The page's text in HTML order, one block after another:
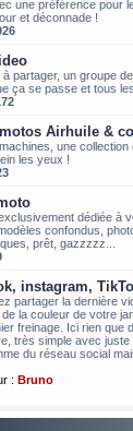
une préférence pour
et déconnade !
à partager, un groupe
ça se passe et tous
Airhuile &
une
les yeux !
dédiée à
confondus,
prêt, gazzzzz...
instagram,
partager la dernière
de la couleur de votre
freinage. Ici rien que
très simple avec
du réseau social
: Bruno